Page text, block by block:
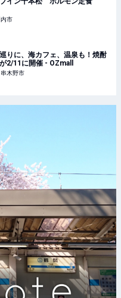
市
りに、海カフェ、温泉も！焼酎
2/11に開催 - OZmall
木野市